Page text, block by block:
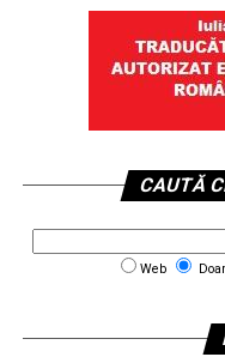
CAUTĂ
Web